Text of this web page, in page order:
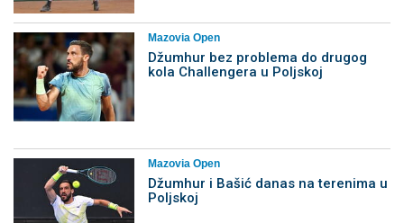
Mazovia Open
Džumhur bez problema do drugog
kola Challengera u Poljskoj
Mazovia Open
Džumhur i Bašić danas na terenima u
Poljskoj